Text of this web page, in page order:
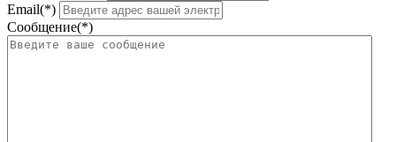
Email(*)
Сообщение(*)